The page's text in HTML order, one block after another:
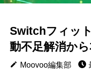
Switchフィッ
動不足解消か
Moovoo編集部